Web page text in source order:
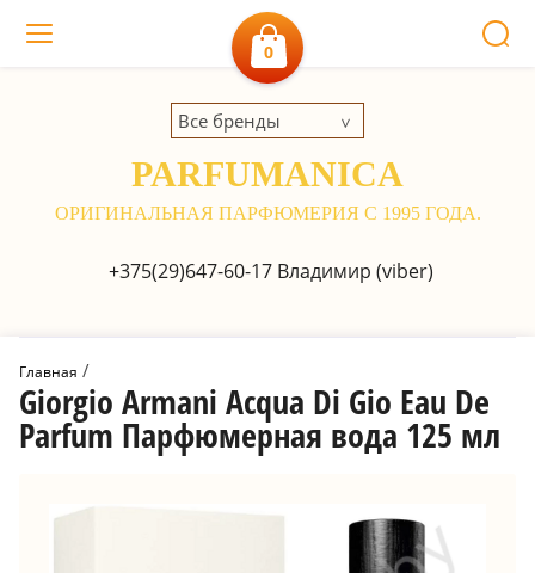
0
+375(29)647-60-17Владимир (viber)
Все бренды
PARFUMANICA
ОРИГИНАЛЬНАЯ ПАРФЮМЕРИЯ С 1995 ГОДА.
Главная /
Giorgio Armani Acqua Di Gio Eau De
Parfum Парфюмерная вода 125 мл